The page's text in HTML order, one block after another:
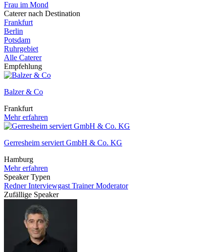
Frau im Mond
Caterer nach Destination
Frankfurt
Berlin
Potsdam
Ruhrgebiet
Alle Caterer
Empfehlung
Balzer & Co
Frankfurt
Mehr erfahren
Gerresheim serviert GmbH & Co. KG
Hamburg
Mehr erfahren
Speaker Typen
RednerInterviewgast TrainerModerator
Zufällige Speaker